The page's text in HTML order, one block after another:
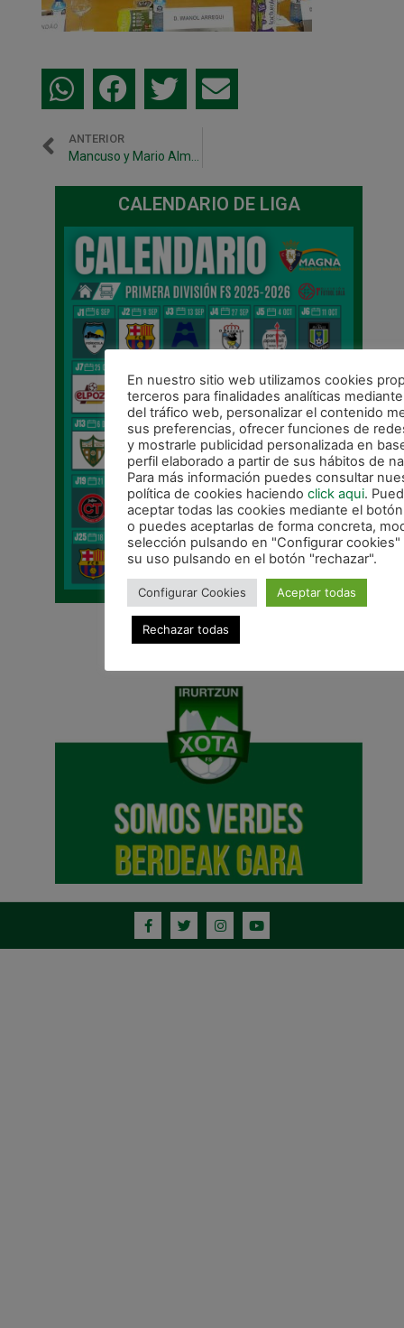
ANTERIOR
CALENDARIO DE LIGA
En nuestro sitio web utilizamos cookies
terceros para finalidades analíticas
del tráfico web, personalizar el contenido
sus preferencias, ofrecer funciones de
y mostrarle publicidad personalizada en
perfil elaborado a partir de sus hábitos de
Para más información puedes consultar
política de cookies haciendo click aqui.
aceptar todas las cookies mediante el botón
o puedes aceptarlas de forma concreta,
selección pulsando en "Configurar cookies"
su uso pulsando en el botón "rechazar".
Configurar Cookies Aceptar todas
Rechazar todas